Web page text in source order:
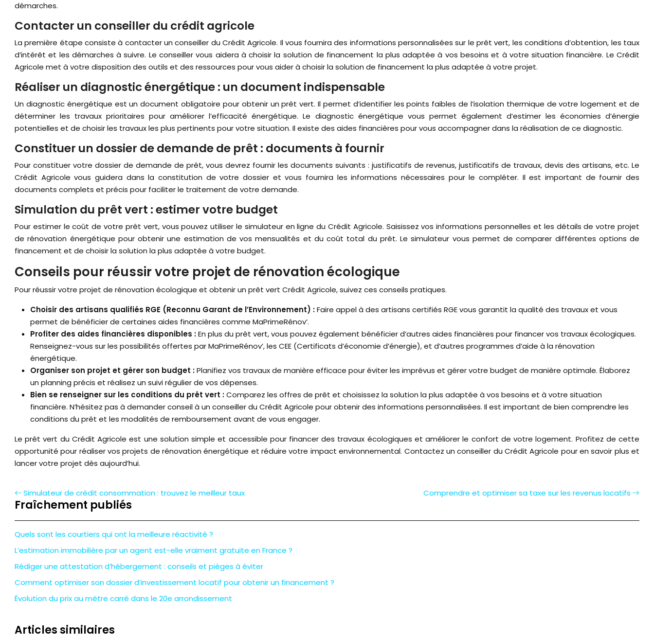
démarches.
Contacter un conseiller du crédit agricole
La première étape consiste à contacter un conseiller du Crédit Agricole. Il vous fournira des informations personnalisées sur le prêt vert, les conditions d’obtention, les taux
d’intérêt et les démarches à suivre. Le conseiller vous aidera à choisir la solution de financement la plus adaptée à vos besoins et à votre situation financière. Le Crédit
Agricole met à votre disposition des outils et des ressources pour vous aider à choisir la solution de financement la plus adaptée à votre projet.
Réaliser un diagnostic énergétique : un document indispensable
Un diagnostic énergétique est un document obligatoire pour obtenir un prêt vert. Il permet d’identifier les points faibles de l’isolation thermique de votre logement et de
déterminer les travaux prioritaires pour améliorer l’efficacité énergétique. Le diagnostic énergétique vous permet également d’estimer les économies d’énergie
potentielles et de choisir les travaux les plus pertinents pour votre situation. Il existe des aides financières pour vous accompagner dans la réalisation de ce diagnostic.
Constituer un dossier de demande de prêt : documents à fournir
Pour constituer votre dossier de demande de prêt, vous devrez fournir les documents suivants : justificatifs de revenus, justificatifs de travaux, devis des artisans, etc. Le
Crédit Agricole vous guidera dans la constitution de votre dossier et vous fournira les informations nécessaires pour le compléter. Il est important de fournir des
documents complets et précis pour faciliter le traitement de votre demande.
Simulation du prêt vert : estimer votre budget
Pour estimer le coût de votre prêt vert, vous pouvez utiliser le simulateur en ligne du Crédit Agricole. Saisissez vos informations personnelles et les détails de votre projet
de rénovation énergétique pour obtenir une estimation de vos mensualités et du coût total du prêt. Le simulateur vous permet de comparer différentes options de
financement et de choisir la solution la plus adaptée à votre budget.
Conseils pour réussir votre projet de rénovation écologique
Pour réussir votre projet de rénovation écologique et obtenir un prêt vert Crédit Agricole, suivez ces conseils pratiques.
Choisir des artisans qualifiés RGE (Reconnu Garant de l’Environnement) :Faire appel à des artisans certifiés RGE vous garantit la qualité des travaux et vous
permet de bénéficier de certaines aides financières comme MaPrimeRénov’.
Profiter des aides financières disponibles :En plus du prêt vert, vous pouvez également bénéficier d’autres aides financières pour financer vos travaux écologiques.
Renseignez-vous sur les possibilités offertes par MaPrimeRénov’, les CEE (Certificats d’économie d’énergie), et d’autres programmes d’aide à la rénovation
énergétique.
Organiser son projet et gérer son budget :Planifiez vos travaux de manière efficace pour éviter les imprévus et gérer votre budget de manière optimale. Élaborez
un planning précis et réalisez un suivi régulier de vos dépenses.
Bien se renseigner sur les conditions du prêt vert :Comparez les offres de prêt et choisissez la solution la plus adaptée à vos besoins et à votre situation
financière. N’hésitez pas à demander conseil à un conseiller du Crédit Agricole pour obtenir des informations personnalisées. Il est important de bien comprendre les
conditions du prêt et les modalités de remboursement avant de vous engager.
Le prêt vert du Crédit Agricole est une solution simple et accessible pour financer des travaux écologiques et améliorer le confort de votre logement. Profitez de cette
opportunité pour réaliser vos projets de rénovation énergétique et réduire votre impact environnemental. Contactez un conseiller du Crédit Agricole pour en savoir plus et
lancer votre projet dès aujourd’hui.
Simulateur de crédit consommation : trouvez le meilleur taux Comprendre et optimiser sa taxe sur les revenus locatifs
Fraîchement publiés
Quels sont les courtiers qui ont la meilleure réactivité ?
L’estimation immobilière par un agent est-elle vraiment gratuite en France ?
Rédiger une attestation d’hébergement : conseils et pièges à éviter
Comment optimiser son dossier d’investissement locatif pour obtenir un financement ?
Évolution du prix au mètre carré dans le 20e arrondissement
Articles similaires